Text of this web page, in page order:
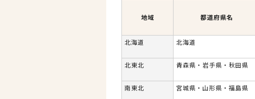
地域 都道府県名
北海道
北海道
北東北
青森県・岩手県・秋田県
南東北
宮城県・山形県・福島県